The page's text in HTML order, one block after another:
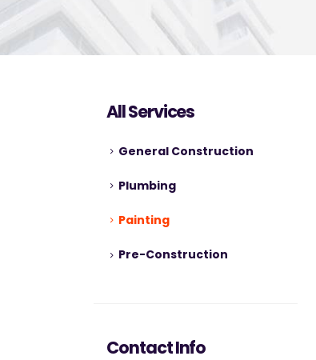
All Services
General Construction
Plumbing
Painting
Pre-Construction
Contact Info